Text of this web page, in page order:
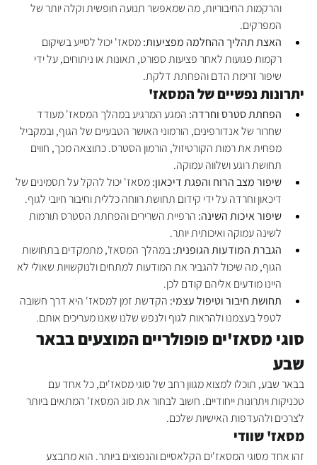
והרקמות החיבוריות, מה שמאפשר תנועה חופשית וקלה יותר של
המפרקים.
האצת תהליך ההחלמה מפציעות: מסאז' יכול לסייע בשיקום
רקמות פגועות לאחר פציעות ספורט, תאונות או ניתוחים, על ידי
שיפור זרימת הדם והפחתת דלקת.
יתרונות נפשיים של המסאז'
הפחתת סטרס וחרדה: המגע המרגיע במהלך המסאז' מעודד
שחרור של אנדורפינים, הורמוני האושר הטבעיים של הגוף, ובמקביל
מפחית את רמות הקורטיזול, הורמון הסטרס. כתוצאה מכך, חווים
תחושת רוגע ושלווה עמוקה.
שיפור מצב הרוח והפגת דיכאון: מסאז' יכול להקל על תסמינים של
דיכאון וחרדה על ידי קידום תחושת רווחה כללית וחיבור חיובי לגוף.
שיפור איכות השינה: הרפיית השרירים והפחתת הסטרס תורמות
לשינה עמוקה ואיכותית יותר.
הגברת המודעות הגופנית: במהלך המסאז', מתמקדים בתחושות
הגוף, מה שיכול להגביר את המודעות למתחים ולנוקשויות שאולי לא
היינו מודעים אליהם קודם לכן.
תחושת חיבור וטיפול עצמי: הקדשת זמן למסאז' היא דרך חשובה
לטפל בעצמנו ולהראות לגוף ולנפש שלנו שאנו מעריכים אותם.
סוגי מסאז'ים פופולריים המוצעים בבאר
שבע
בבאר שבע, תוכלו למצוא מגוון רחב של סוגי מסאז'ים, כל אחד עם
טכניקות ויתרונות ייחודיים. חשוב לבחור את סוג המסאז' המתאים ביותר
לצרכים ולהעדפות האישיות שלכם.
מסאז' שוודי
זהו אחד מסוגי המסאז'ים הקלאסיים והנפוצים ביותר. הוא מתבצע